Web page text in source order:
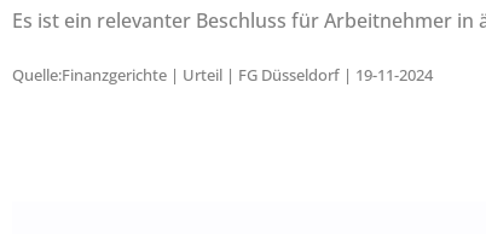
Es ist ein relevanter Beschluss für Arbeitnehmer
Quelle:Finanzgerichte | Urteil | FG Düsseldorf | 19-11-2024